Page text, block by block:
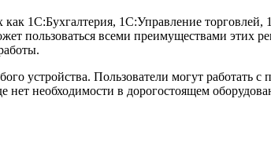
1С:Бухгалтерия, 1С:Управление
пользоваться всеми преимуществами этих
устройства. Пользователи могут работать с
необходимости в дорогостоящем